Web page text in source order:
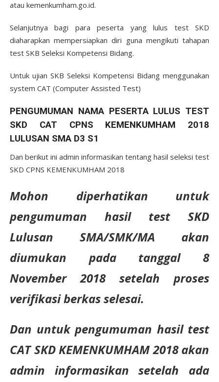
atau kemenkumham.go.id.
Selanjutnya bagi para peserta yang lulus test SKD
diaharapkan mempersiapkan diri guna mengikuti tahapan
test SKB Seleksi Kompetensi Bidang.
Untuk ujian SKB Seleksi Kompetensi Bidang menggunakan
system CAT (Computer Assisted Test)
PENGUMUMAN NAMA PESERTA LULUS TEST
SKD CAT CPNS KEMENKUMHAM 2018
LULUSAN SMA D3 S1
Dan berikut ini admin informasikan tentang hasil seleksi test
SKD CPNS KEMENKUMHAM 2018
Mohon diperhatikan untuk
pengumuman hasil test SKD
Lulusan SMA/SMK/MA akan
diumukan pada tanggal 8
November 2018 setelah proses
verifikasi berkas selesai.
Dan untuk pengumuman hasil test
CAT SKD KEMENKUMHAM 2018 akan
admin informasikan setelah ada